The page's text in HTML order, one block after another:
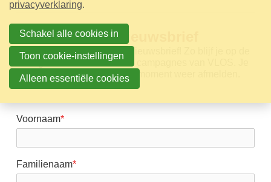
main
VLOS Nieuwsbrief
Schrijf je nu in voor onze nieuwsbrief! Zo blijf je op de
hoogte van onze acties en campagnes van VLOS. Je
kunt je op ieder gewenst moment weer afmelden.
Voornaam*
Familienaam*
Nieuws
25 jaar VLOS
Aanmelden voor de nieuwsbrief
Contact
Steun!
privacyverklaring.
Schakel alle cookies in
Toon cookie-instellingen
Alleen essentiële cookies